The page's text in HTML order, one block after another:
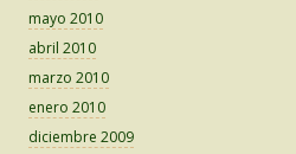
mayo 2010
abril 2010
marzo 2010
enero 2010
diciembre 2009